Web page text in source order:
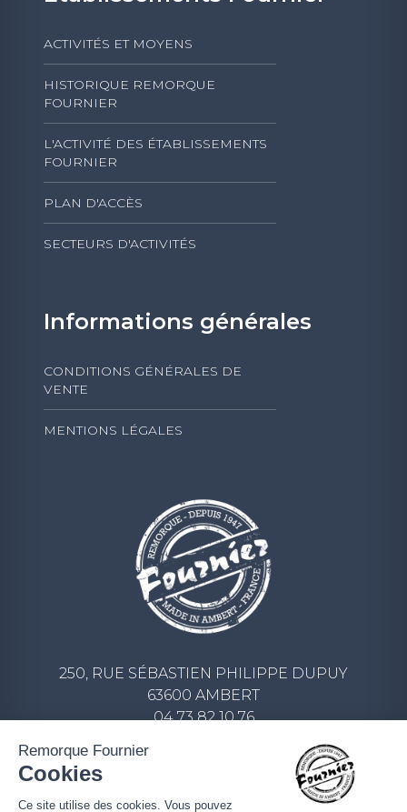
ACTIVITÉS ET MOYENS
HISTORIQUE REMORQUE
FOURNIER
L'ACTIVITÉ DES ÉTABLISSEMENTS
FOURNIER
PLAN D'ACCÈS
SECTEURS D'ACTIVITÉS
Informations générales
CONDITIONS GÉNÉRALES DE
VENTE
MENTIONS LÉGALES
250, RUE SÉBASTIEN PHILIPPE DUPUY
63600 AMBERT
04 73 82 10 76
ECRIVEZ-NOUS UN MESSAGE
Remorque Fournier
Cookies
Ce site utilise des cookies. Vous pouvez